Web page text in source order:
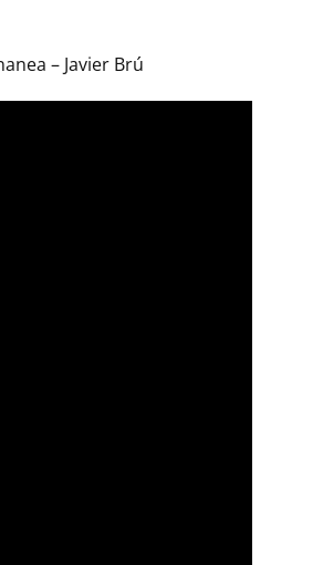
– Javier Brú